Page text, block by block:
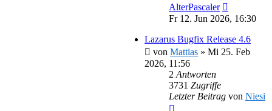
AlterPascaler
Fr 12. Jun 2026, 16:30
Lazarus Bugfix Release 4.6
von Mattias » Mi 25. Feb
2026, 11:56
2 Antworten
3731 Zugriffe
Letzter Beitrag von Niesi